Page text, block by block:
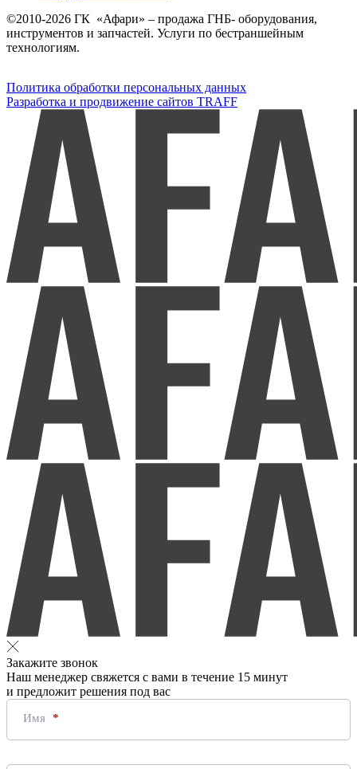
©2010-2026 ГК «Афари» – продажа ГНБ- оборудования,
инструментов и запчастей. Услуги по бестраншейным
технологиям.
Политика обработки персональных данных
Разработка и продвижение сайтов TRAFF
Закажите звонок
Наш менеджер свяжется с вами в течение 15 минут
и предложит решения под вас
Имя